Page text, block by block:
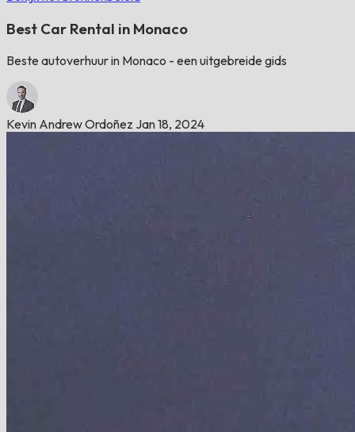
Best Car Rental in Monaco
Beste autoverhuur in Monaco - een uitgebreide gids
Kevin Andrew Ordoñez Jan 18, 2024